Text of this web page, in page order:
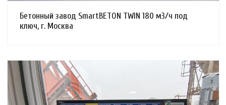
Бетонный завод SmartBETON TWIN 180 м3/ч под
ключ, г. Москва